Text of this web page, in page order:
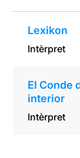
Lexikon
Intèrpret
El Conde
interior
Intèrpret